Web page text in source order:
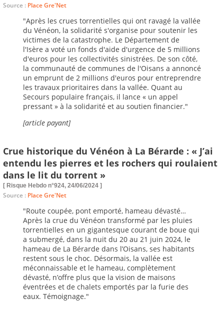
Source : Place Gre'Net
"Après les crues torrentielles qui ont ravagé la vallée
du Vénéon, la solidarité s'organise pour soutenir les
victimes de la catastrophe. Le Département de
l'Isère a voté un fonds d'aide d'urgence de 5 millions
d'euros pour les collectivités sinistrées. De son côté,
la communauté de communes de l'Oisans a annoncé
un emprunt de 2 millions d'euros pour entreprendre
les travaux prioritaires dans la vallée. Quant au
Secours populaire français, il lance « un appel
pressant » à la solidarité et au soutien financier."
[article payant]
Crue historique du Vénéon à La Bérarde : « J’ai
entendu les pierres et les rochers qui roulaient
dans le lit du torrent »
[ Risque Hebdo n°924, 24/06/2024 ]
Source : Place Gre'Net
"Route coupée, pont emporté, hameau dévasté…
Après la crue du Vénéon transformé par les pluies
torrentielles en un gigantesque courant de boue qui
a submergé, dans la nuit du 20 au 21 juin 2024, le
hameau de La Bérarde dans l’Oisans, ses habitants
restent sous le choc. Désormais, la vallée est
méconnaissable et le hameau, complètement
dévasté, n’offre plus que la vision de maisons
éventrées et de chalets emportés par la furie des
eaux. Témoignage."